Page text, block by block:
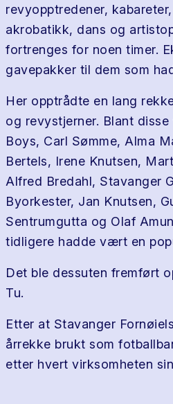
revyopptredener,
akrobatikk, dans og
fortrenges for noen timer.
gavepakker til dem som
Her opptrådte en lang
og revystjerner. Blant
Boys, Carl Sømme, Alma
Bertels, Irene Knutsen,
Alfred Bredahl, Stavanger
Byorkester, Jan Knutsen,
Sentrumgutta og Olaf
tidligere hadde vært en
Det ble dessuten fremført
Tu.
Etter at Stavanger
årrekke brukt som
etter hvert virksomheten